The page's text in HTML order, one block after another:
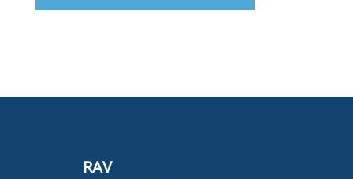
RAV